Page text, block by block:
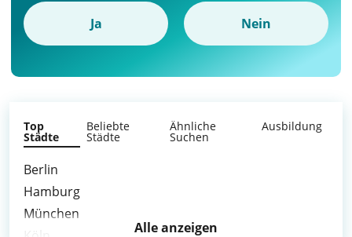
Ja Nein
Top
Städte
Beliebte
Städte
Ähnliche
Suchen
Ausbildung
Berlin
Hamburg
München
Alle anzeigen